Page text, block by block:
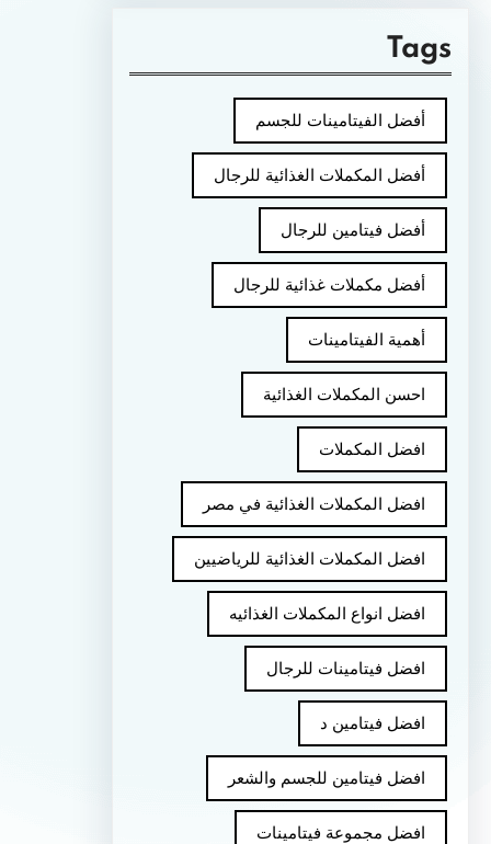
Tags
أفضل الفيتامينات للجسم
أفضل المكملات الغذائية للرجال
أفضل فيتامين للرجال
أفضل مكملات غذائية للرجال
أهمية الفيتامينات
احسن المكملات الغذائية
افضل المكملات
افضل المكملات الغذائية في مصر
افضل المكملات الغذائية للرياضيين
افضل انواع المكملات الغذائيه
افضل فيتامينات للرجال
افضل فيتامين د
افضل فيتامين للجسم والشعر
افضل مجموعة فيتامينات